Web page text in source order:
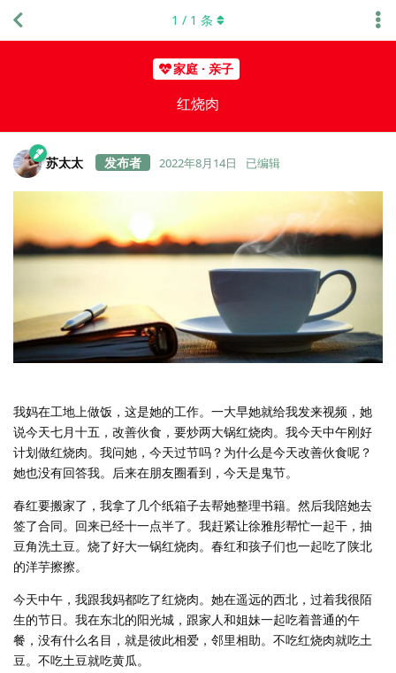
家庭 · 亲子
红烧肉
1 / 1 条
苏太太 2022年8月14日 已编辑
我妈在工地上做饭，这是她的工作。一大早她就给我发来视频，她
说今天七月十五，改善伙食，要炒两大锅红烧肉。我今天中午刚好
计划做红烧肉。我问她，今天过节吗？为什么是今天改善伙食呢？
她也没有回答我。后来在朋友圈看到，今天是鬼节。
春红要搬家了，我拿了几个纸箱子去帮她整理书籍。然后我陪她去
签了合同。回来已经十一点半了。我赶紧让徐雅彤帮忙一起干，抽
豆角洗土豆。烧了好大一锅红烧肉。春红和孩子们也一起吃了陕北
的洋芋擦擦。
今天中午，我跟我妈都吃了红烧肉。她在遥远的西北，过着我很陌
生的节日。我在东北的阳光城，跟家人和姐妹一起吃着普通的午
餐，没有什么名目，就是彼此相爱，邻里相助。不吃红烧肉就吃土
豆。不吃土豆就吃黄瓜。